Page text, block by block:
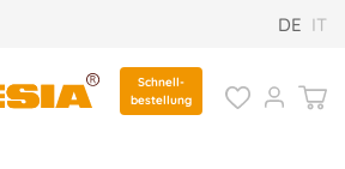
DE IT
Schnell-
bestellung